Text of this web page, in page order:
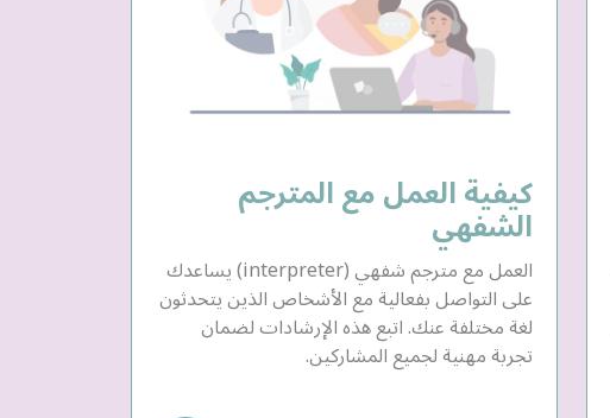
كيفية العمل مع المترجم
الشفهي
العمل مع مترجم شفهي (interpreter) يساعدك
على التواصل بفعالية مع الأشخاص الذين يتحدثون
لغة مختلفة عنك. اتبع هذه الإرشادات لضمان
تجربة مهنية لجميع المشاركين.